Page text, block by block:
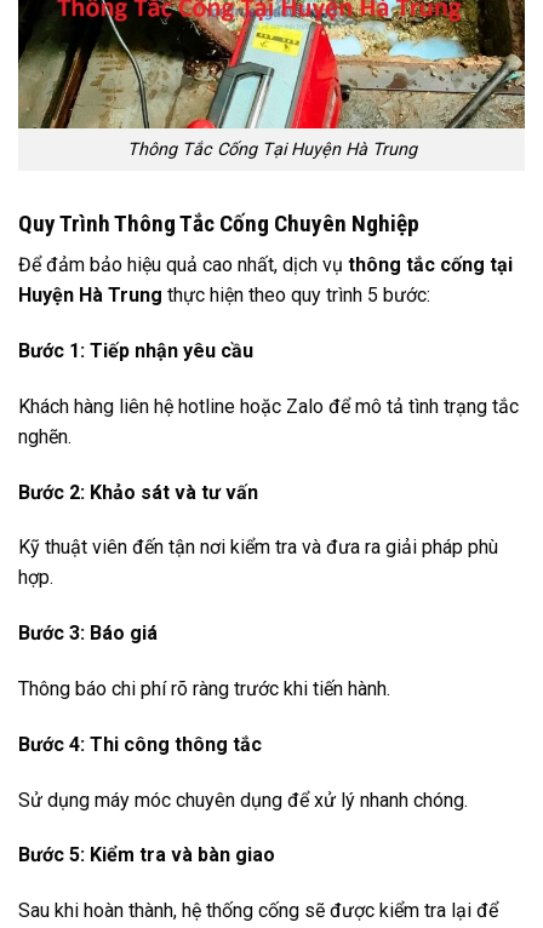
Thông Tắc Cống Tại Huyện Hà Trung
Quy Trình Thông Tắc Cống Chuyên Nghiệp
Để đảm bảo hiệu quả cao nhất, dịch vụ thông tắc cống tại
Huyện Hà Trung thực hiện theo quy trình 5 bước:
Bước 1: Tiếp nhận yêu cầu
Khách hàng liên hệ hotline hoặc Zalo để mô tả tình trạng tắc
nghẽn.
Bước 2: Khảo sát và tư vấn
Kỹ thuật viên đến tận nơi kiểm tra và đưa ra giải pháp phù
hợp.
Bước 3: Báo giá
Thông báo chi phí rõ ràng trước khi tiến hành.
Bước 4: Thi công thông tắc
Sử dụng máy móc chuyên dụng để xử lý nhanh chóng.
Bước 5: Kiểm tra và bàn giao
Sau khi hoàn thành, hệ thống cống sẽ được kiểm tra lại để